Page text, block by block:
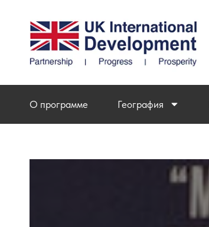
О программе География